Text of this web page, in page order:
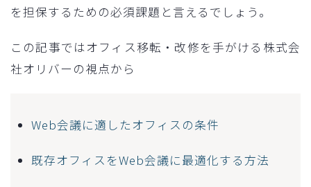
を担保するための必須課題と言えるでしょう。
この記事ではオフィス移転・改修を手がける株式会
社オリバーの視点から
Web会議に適したオフィスの条件
既存オフィスをWeb会議に最適化する方法